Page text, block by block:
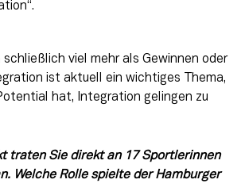
viel mehr als Gewinnen oder
ist aktuell ein wichtiges Thema,
hat, Integration gelingen zu
traten Sie direkt an 17 Sportlerinnen
Welche Rolle spielte der Hamburger